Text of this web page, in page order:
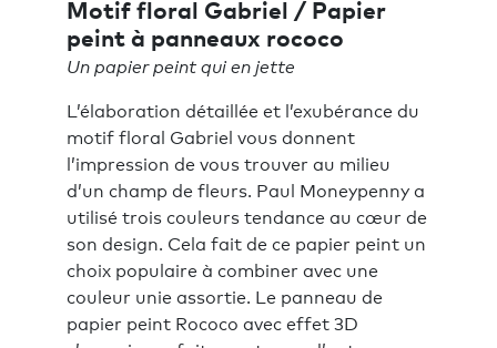
Motif floral Gabriel / Papier
peint à panneaux rococo
Un papier peint qui en jette
L’élaboration détaillée et l’exubérance du
motif floral Gabriel vous donnent
l’impression de vous trouver au milieu
d’un champ de fleurs. Paul Moneypenny a
utilisé trois couleurs tendance au cœur de
son design. Cela fait de ce papier peint un
choix populaire à combiner avec une
couleur unie assortie. Le panneau de
papier peint Rococo avec effet 3D